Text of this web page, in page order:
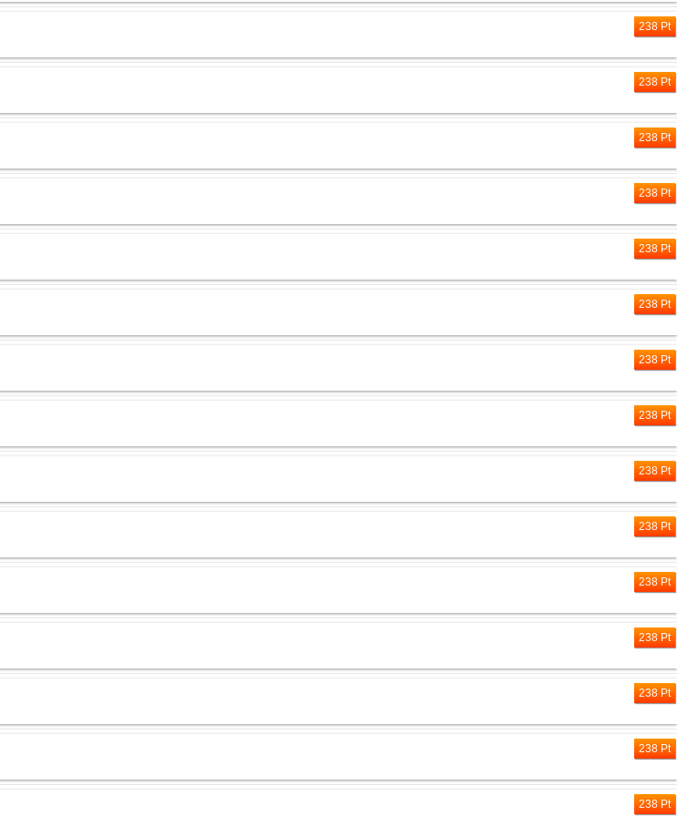
238 Pt
238 Pt
238 Pt
238 Pt
238 Pt
238 Pt
238 Pt
238 Pt
238 Pt
238 Pt
238 Pt
238 Pt
238 Pt
238 Pt
238 Pt